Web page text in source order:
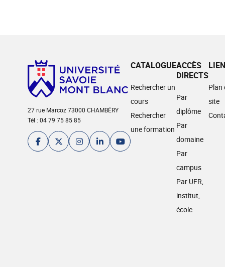
27 rue Marcoz 73000 CHAMBÉRY
Tél : 04 79 75 85 85
CATALOGUE
Rechercher un
cours
Rechercher
une formation
ACCÈS
DIRECTS
Par
diplôme
Par
domaine
Par
campus
Par UFR,
institut,
école
Plan
site